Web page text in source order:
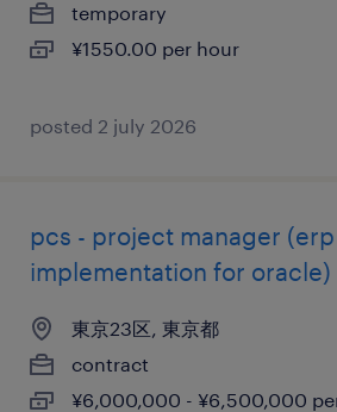
temporary
¥1550.00 per hour
posted 2 july 2026
pcs - project manager (erp
implementation for
東京23区, 東京都
contract
¥6,000,000 - ¥6,500,000